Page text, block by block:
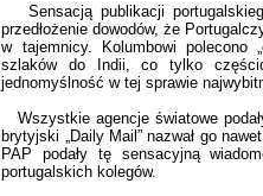
Sensacją publikacji
przedłożenie dowodów, że
w tajemnicy. Kolumbowi polecono
szlaków do Indii, co tylko
jednomyślność w tej sprawie
Wszystkie agencje światowe
brytyjski „Daily Mail” nazwał go
PAP podały tę sensacyjną
portugalskich kolegów.